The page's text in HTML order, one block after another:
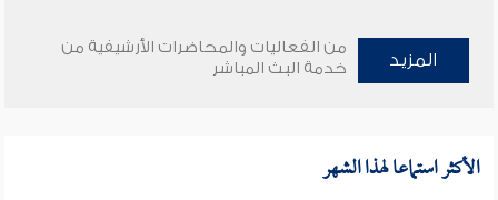
المزيد
من الفعاليات والمحاضرات الأرشيفية من
خدمة البث المباشر
الأكثر استماعا لهذا الشهر